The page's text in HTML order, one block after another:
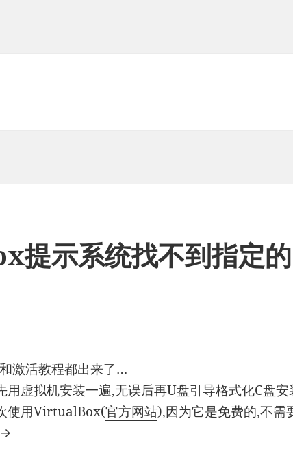
示系统找不到指定的
激活教程都出来了…
用虚拟机安装一遍,无误后再U盘引导格式化C盘安
使用VirtualBox(官方网站),因为它是免费的,不需
VirtualBox提示系统找不到指定的路径